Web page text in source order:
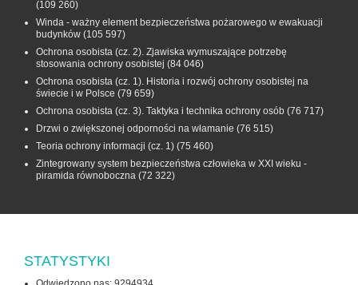
(109 260)
Winda - ważny element bezpieczeństwa pożarowego w ewakuacji
budynków (105 597)
Ochrona osobista (cz. 2). Zjawiska wymuszające potrzebę
stosowania ochrony osobistej (84 046)
Ochrona osobista (cz. 1). Historia i rozwój ochrony osobistej na
świecie i w Polsce (79 659)
Ochrona osobista (cz. 3). Taktyka i technika ochrony osób (76 717)
Drzwi o zwiększonej odporności na włamanie (76 515)
Teoria ochrony informacji (cz. 1) (75 460)
Zintegrowany system bezpieczeństwa człowieka w XXI wieku -
piramida równoboczna (72 322)
STATYSTYKI